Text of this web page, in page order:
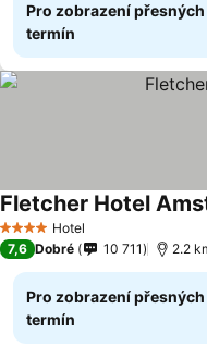
Pro zobrazení
termín
4 Počet hvězdiček
Hotel
Fletcher Hotel
7,6 Dobré 10 711 2.2
Pro zobrazení
termín